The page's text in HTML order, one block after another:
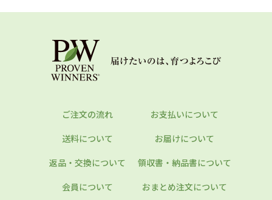
ご注文の流れ
お支払いについて
送料について
お届けについて
返品・交換について
領収書・納品書について
会員について
おまとめ注文について